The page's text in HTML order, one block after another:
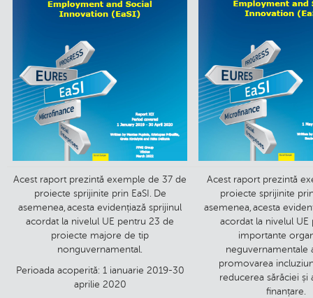
Acest raport prezintă exemple de 37 de
proiecte sprijinite prin EaSI. De
asemenea, acesta evidențiază sprijinul
acordat la nivelul UE pentru 23 de
proiecte majore de tip
nonguvernamental.
Perioada acoperită: 1 ianuarie 2019-30
aprilie 2020
Acest raport prezintă
proiecte sprijinite
asemenea, acesta
acordat la nivelul UE
importante
neguvernamentale
promovarea
reducerea sărăciei și
finanțare.